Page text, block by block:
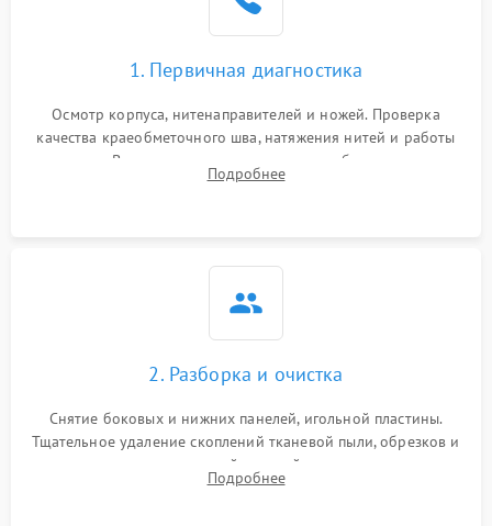
1. Первичная диагностика
Осмотр корпуса, нитенаправителей и ножей. Проверка
качества краеобметочного шва, натяжения нитей и работы
педали. Выявление пропусков стежков, обрывов нити,
заклинивания или тупого среза ткани на тестовом образце.
Подробнее
2. Разборка и очистка
Снятие боковых и нижних панелей, игольной пластины.
Тщательное удаление скоплений тканевой пыли, обрезков и
очесов из зоны петлителей и ножей с помощью жестких
кистей, пинцета и потока сжатого воздуха.
Подробнее